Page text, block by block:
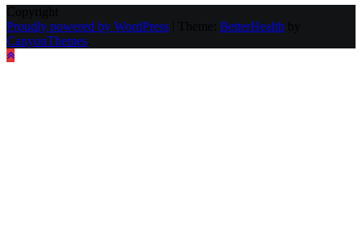
Proudly powered by WordPress
BetterHealth
CanyonThemes